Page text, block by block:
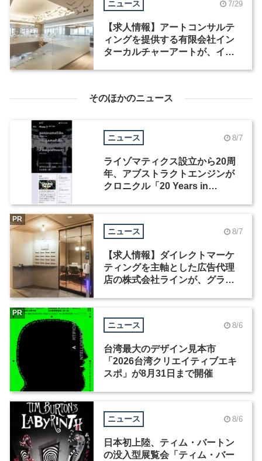
ニュース 7/29
【求人情報】アートコンサルテ
ィングを提供する有限会社イン
ターカルチャーアートが、イン
そのほかのニュース
ニュース 8/7
ライゾマティクス設立から20周
年、アブストラクトエンジンが
クロニクル「20 Years in
ニュース 8/7
【求人情報】ダイレクトマーケ
ティングを主軸とした広告代理
店の株式会社ラインが、グラフ
PR
ニュース 8/6
台湾最大のデザイン見本市
「2026台湾クリエイティブエキ
スポ」が8月31日まで開催
PR
ニュース 8/6
日本初上陸、ティム・バートン
の没入型展覧会「ティム・バー